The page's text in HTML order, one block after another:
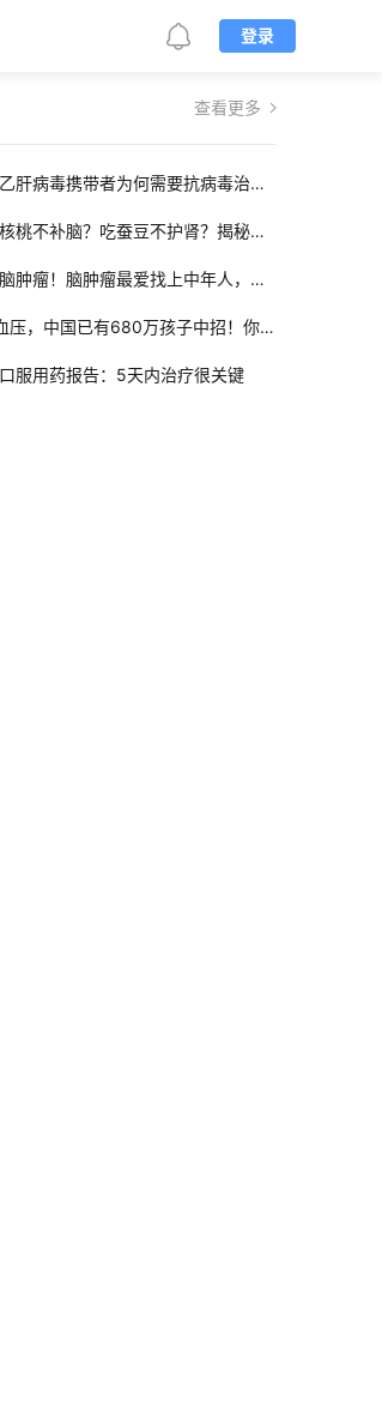
登录
查看更多
肝病毒携带者为何需要抗病毒治
桃不补脑？吃蚕豆不护肾？揭秘这
相！
肿瘤！脑肿瘤最爱找上中年人，一
警信号！
压，中国已有680万孩子中招！你家
个日常习惯，记得赶紧改！
服用药报告：5天内治疗很关键